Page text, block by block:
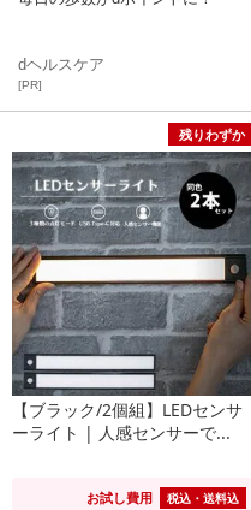
dヘルスケア
[PR]
残りわずか
【ブラック/2個組】LEDセンサ
ーライト | 人感センサーで...
お試し費用 税込・送料込